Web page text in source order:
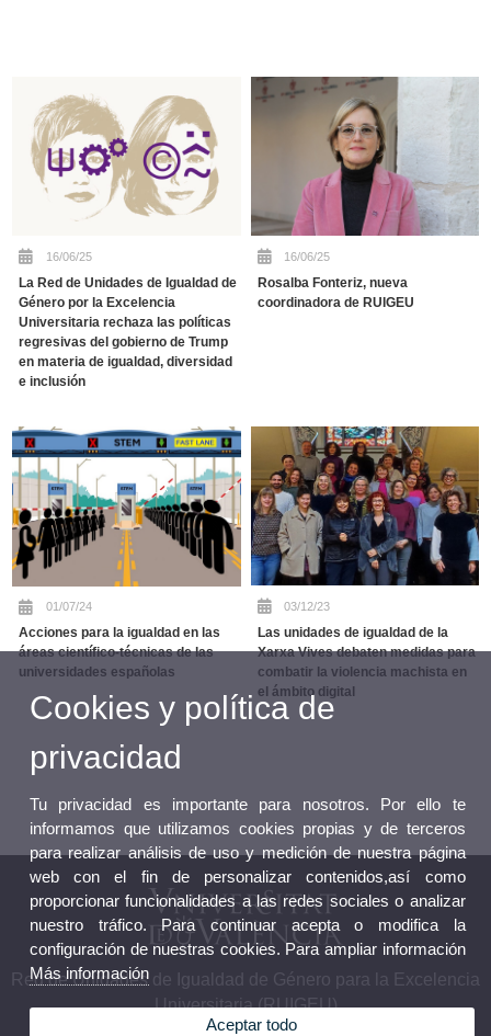
16/06/25
La Red de Unidades de Igualdad de
Género por la Excelencia
Universitaria rechaza las políticas
regresivas del gobierno de Trump
en materia de igualdad, diversidad
e inclusión
16/06/25
Rosalba Fonteriz, nueva
coordinadora de RUIGEU
01/07/24
Acciones para la igualdad en las
áreas científico-técnicas de las
universidades españolas
03/12/23
Las unidades de igualdad de la
Xarxa Vives debaten medidas para
combatir la violencia machista en
el ámbito digital
Red de Unidades de Igualdad de Género para la Excelencia
Universitaria (RUIGEU)
Cookies y política de
privacidad
Tu privacidad es importante para nosotros. Por ello te
informamos que utilizamos cookies propias y de terceros
para realizar análisis de uso y medición de nuestra página
web con el fin de personalizar contenidos,así como
proporcionar funcionalidades a las redes sociales o analizar
nuestro tráfico. Para continuar acepta o modifica la
configuración de nuestras cookies. Para ampliar información
Más información
Aceptar todo